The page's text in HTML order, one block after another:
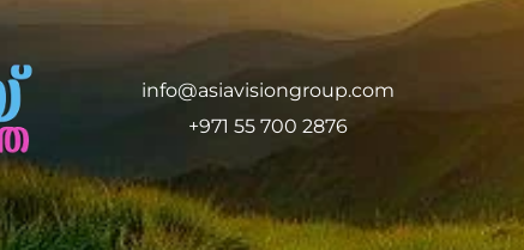
info@asiavisiongroup.com
+971 55 700 2876